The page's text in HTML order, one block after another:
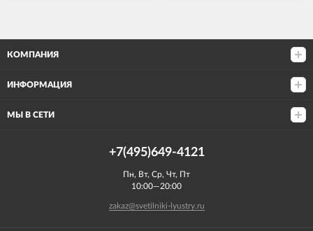
КОМПАНИЯ
ИНФОРМАЦИЯ
МЫ В СЕТИ
+7(495)649-4121
Пн, Вт, Ср, Чт, Пт
10:00—20:00
zakaz@svetilniki-lyustry.ru